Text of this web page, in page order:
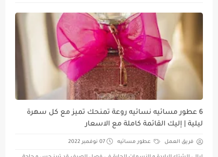
6 عطور مسائيه نسائيه روعة تمنحك تميز مع كل سهرة
ليلية | إليك القائمة كاملة مع الاسعار
فريق العمل عطور مسائيه 07 نوفمبر 2022